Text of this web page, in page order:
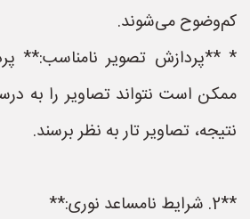
کم‌وضوح می‌شوند.
* **پردازش تصویر نامناسب:**
ممکن است نتواند تصاویر را به
نتیجه، تصاویر تار به نظر برسند.
**2. شرایط نامساعد نوری:**